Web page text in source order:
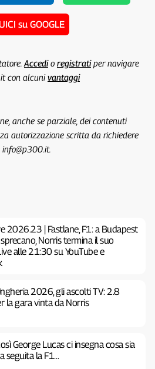
su GOOGLE
Accedio registratiper navigare
con alcunivantaggi
anche se parziale, dei contenuti
autorizzazione scritta da richiedere
info@p300.it.
2026.23 | Fastlane, F1: a Budapest
Norris termina il suo
alle 21:30 su YouTube e
2026, gli ascolti TV: 2.8
la gara vinta da Norris
George Lucas ci insegna cosa sia
seguita la F1…